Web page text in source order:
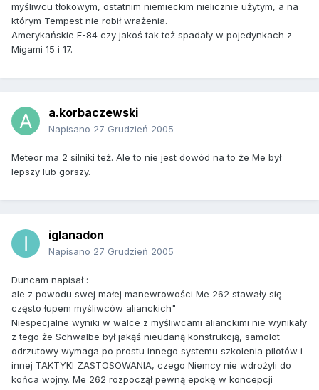
myśliwcu tłokowym, ostatnim niemieckim nielicznie użytym, a na
którym Tempest nie robił wrażenia.
Amerykańskie F-84 czy jakoś tak też spadały w pojedynkach z
Migami 15 i 17.
a.korbaczewski
Napisano 27 Grudzień 2005
Meteor ma 2 silniki też. Ale to nie jest dowód na to że Me był
lepszy lub gorszy.
iglanadon
Napisano 27 Grudzień 2005
Duncam napisał :
ale z powodu swej małej manewrowości Me 262 stawały się
często łupem myśliwców alianckich"
Niespecjalne wyniki w walce z myśliwcami alianckimi nie wynikały
z tego że Schwalbe był jakąś nieudaną konstrukcją, samolot
odrzutowy wymaga po prostu innego systemu szkolenia pilotów i
innej TAKTYKI ZASTOSOWANIA, czego Niemcy nie wdrożyli do
końca wojny. Me 262 rozpoczął pewną epokę w koncepcji